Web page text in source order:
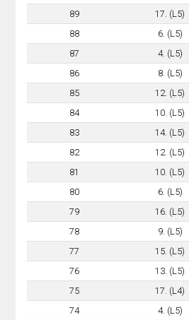
89
17. (L5)
88
6. (L5)
87
4. (L5)
86
8. (L5)
85
12. (L5)
84
10. (L5)
83
14. (L5)
82
12. (L5)
81
10. (L5)
80
6. (L5)
79
16. (L5)
78
9. (L5)
77
15. (L5)
76
13. (L5)
75
17. (L4)
74
4. (L5)